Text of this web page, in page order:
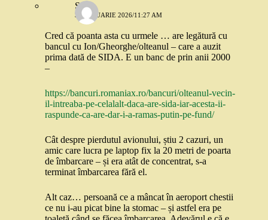
Stef
30 IANUARIE 2026/11:27 AM
Cred că poanta asta cu urmele … are legătură cu
bancul cu Ion/Gheorghe/olteanul – care a auzit
prima dată de SIDA. E un banc de prin anii 2000
–
https://bancuri.romaniax.ro/bancuri/olteanul-vecin-
il-intreaba-pe-celalalt-daca-are-sida-iar-acesta-ii-
raspunde-ca-are-dar-i-a-ramas-putin-pe-fund/
Cât despre pierdutul avionului, știu 2 cazuri, un
amic care lucra pe laptop fix la 20 metri de poarta
de îmbarcare – și era atât de concentrat, s-a
terminat îmbarcarea fără el.
Alt caz… persoană ce a mâncat în aeroport chestii
ce nu i-au picat bine la stomac – și astfel era pe